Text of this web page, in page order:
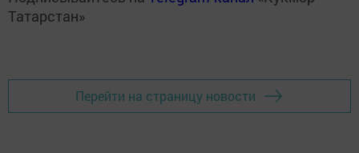
Татарстан»
Перейти на страницу новости